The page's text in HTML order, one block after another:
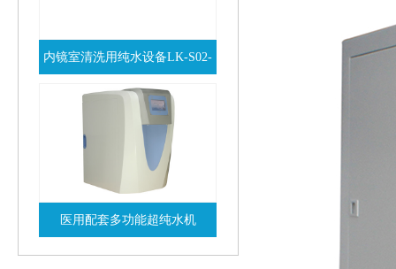
内镜室清洗用纯水设备LK-S02-
120N
查看详情
医用配套多功能超纯水机
查看详情